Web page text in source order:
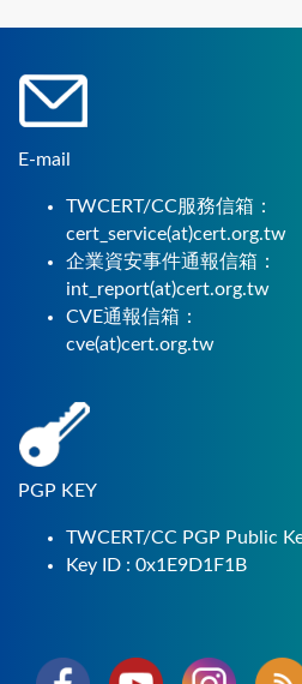
E-mail
TWCERT/CC服務信箱：
cert_service(at)cert.org.tw
企業資安事件通報信箱：
int_report(at)cert.org.tw
CVE通報信箱：
cve(at)cert.org.tw
PGP KEY
TWCERT/CC PGP Public
Key ID : 0x1E9D1F1B